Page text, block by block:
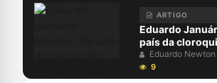
ARTIGO
Eduardo
país da
veneno
Eduardo Newton
9